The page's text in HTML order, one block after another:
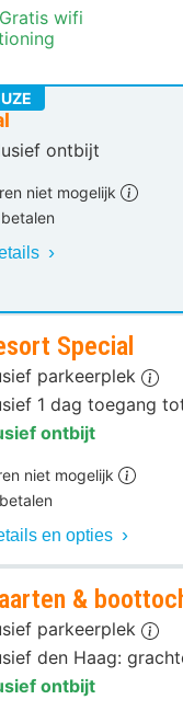
Gratis wifi
ontbijt
niet mogelijk
Special
parkeerplek
1 dag toegang
ontbijt
niet mogelijk
en opties
&
parkeerplek
den Haag:
ontbijt